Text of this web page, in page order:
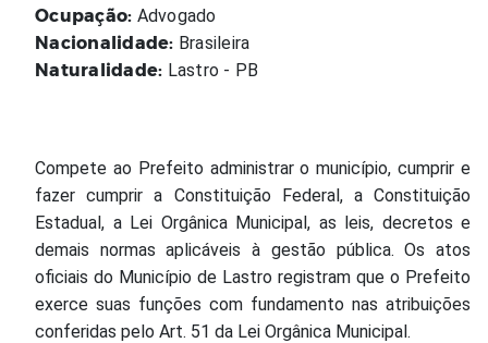
Ocupação: Advogado
Nacionalidade: Brasileira
Naturalidade: Lastro - PB
Compete ao Prefeito administrar o município, cumprir e
fazer cumprir a Constituição Federal, a Constituição
Estadual, a Lei Orgânica Municipal, as leis, decretos e
demais normas aplicáveis à gestão pública. Os atos
oficiais do Município de Lastro registram que o Prefeito
exerce suas funções com fundamento nas atribuições
conferidas pelo Art. 51 da Lei Orgânica Municipal.